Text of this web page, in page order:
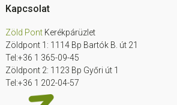
Footer
Kapcsolat
Zöld PontKerékpárüzlet
Zöldpont 1: 1114 Bp Bartók B. út 21
Tel:+36 1 365-09-45
Zöldpont 2: 1123 Bp Győri út 1
Tel:+36 1 202-04-57